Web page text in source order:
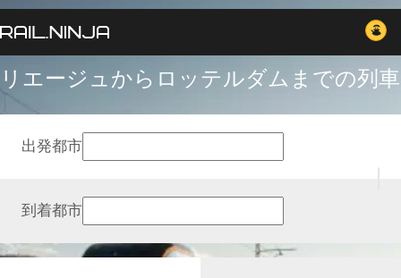
リエージュからロッテルダムまでの列車
出発都市
到着都市